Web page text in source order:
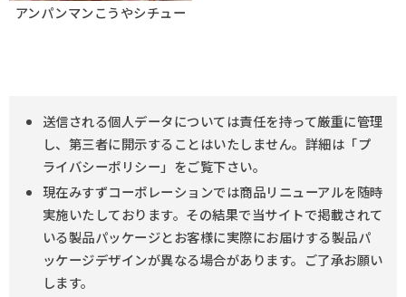
アンパンマンこうやシチュー
送信される個人データについては責任を持って厳重に管理
し、第三者に開示することはいたしません。詳細は「プ
ライバシーポリシー」をご覧下さい。
現在みすずコーポレーションでは商品リニューアルを随時
実施いたしております。その結果で当サイトで掲載されて
いる製品パッケージとお客様に実際にお届けする製品パ
ッケージデザインが異なる場合があります。ご了承お願い
します。